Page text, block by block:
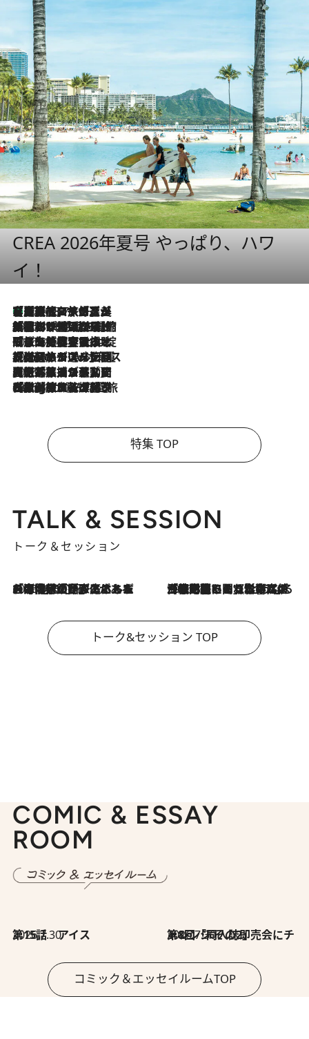
CREA 2026年夏号 やっぱり、ハワ
イ！
2026.8.7
【厳選旅コスメ】「多機能アイテムがメイン！」旅好き美容エディターが選んだ夏旅ベストコスメを発表【Mサイズジップ】
2026.8.6
「荷物が増えるほど旅ストレスは増す」美容ジャーナリストがたどり着いた最終結論。“化粧品を劇的に減らす”感動の凝縮美容とは
2026.8.6
「旅先には金髪ウィッグを持参」日本と同じメイクでは損してる!? 美容ジャーナリストが提案する“掟破りの旅美容”とは
2026.8.6
【厳選旅コスメ】「身軽さ＆UV対策重視！」ヘアアーティストshucoが選んだ夏旅ベストコスメを発表【Mサイズジップ】
2026.8.5
【厳選旅コスメ】国内をあちこち移動する河井菜摘が選んだ夏旅ベストコスメ発表！「リラックスアイテムはマスト」【Mサイズジップ】
2026.8.4
【厳選旅コスメ】「紫外線＆乾燥対策しながらメイク感も！」ヘア＆メイクGeorgeが選んだ夏旅ベストコスメを発表！【Mサイズジップ】
特集 TOP
TALK & SESSION
トーク＆セッション
2026.8.3
「今後値上げがあるとすれば…」「リスクがあるのは今年の冬」エネルギー専門家が語る、ホルムズ海峡封鎖が家庭にもたらす“ある心配” 2026.8.3
「住宅建てられない…」「サーチャージ料の高値が続いている」ホルムズ海峡封鎖による影響はいつまで続く？《エネルギー専門家に聞く“どうなる日本の暮らし”》
トーク&セッション TOP
COMIC & ESSAY
ROOM
2026.7.30
第15話 アイス 2026.7.30
第8回「同人誌即売会にチャレンジ その2」
コミック＆エッセイルームTOP